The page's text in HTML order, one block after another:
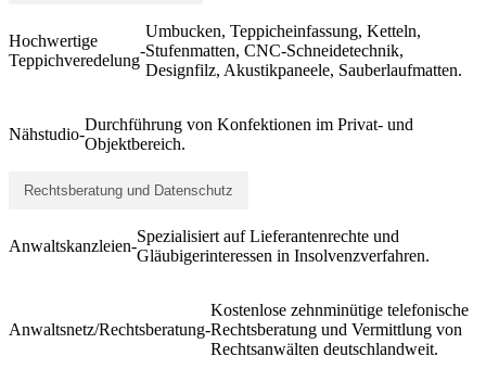
Hochwertige
Teppichveredelung
-
Umbucken, Teppicheinfassung, Ketteln,
Stufenmatten, CNC-Schneidetechnik,
Designfilz, Akustikpaneele, Sauberlaufmatten.
Nähstudio-
Durchführung von Konfektionen im Privat- und
Objektbereich.
Rechtsberatung und Datenschutz
Anwaltskanzleien-
Spezialisiert auf Lieferantenrechte und
Gläubigerinteressen in Insolvenzverfahren.
Anwaltsnetz/Rechtsberatung-
Kostenlose zehnminütige telefonische
Rechtsberatung und Vermittlung von
Rechtsanwälten deutschlandweit.